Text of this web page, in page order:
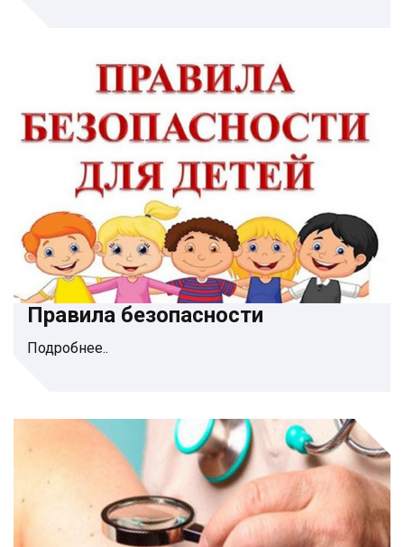
Правила безопасности
Подробнее..